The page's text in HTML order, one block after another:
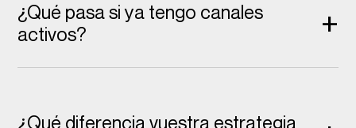
¿Qué pasa si ya tengo canales
activos?
+
¿Qué diferencia vuestra estrategia